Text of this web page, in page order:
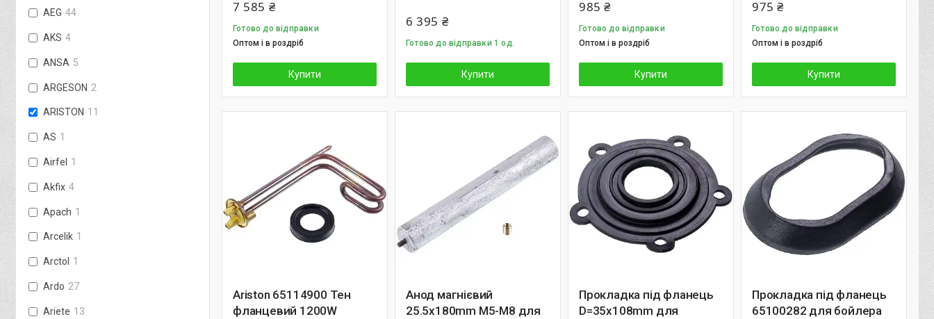
7 585 ₴
Готово до відправки
Оптом і в роздріб
Купити
6 395 ₴
Готово до відправки 1 од.
Купити
985 ₴
Готово до відправки
Оптом і в роздріб
Купити
975 ₴
Готово до відправки
Оптом і в роздріб
Купити
Ariston 65114900 Тен
фланцевий 1200W
Анод магнієвий
25.5х180mm M5-M8 для
Прокладка під фланець
D=35x108mm для
Прокладка під фланець
65100282 для бойлера
AEG 44
AKS 4
ANSA 5
ARGESON 2
ARISTON 11
AS 1
Airfel 1
Akfix 4
Apach 1
Arcelik 1
Arctol 1
Ardo 27
Ariete 13